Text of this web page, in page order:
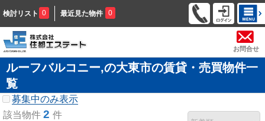
検討リスト 0 最近見た物件 0
お問合せ
ルーフバルコニー,の大東市の賃貸・売買物件一
覧
募集中のみ表示
該当物件 2 件